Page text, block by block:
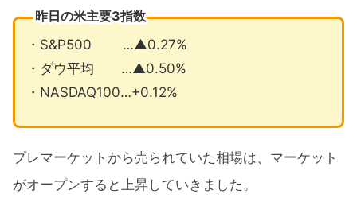
昨日の米主要3指数
・S&P500 …▲0.27%
・ダウ平均 …▲0.50%
・NASDAQ100…+0.12%
プレマーケットから売られていた相場は、マーケット
がオープンすると上昇していきました。